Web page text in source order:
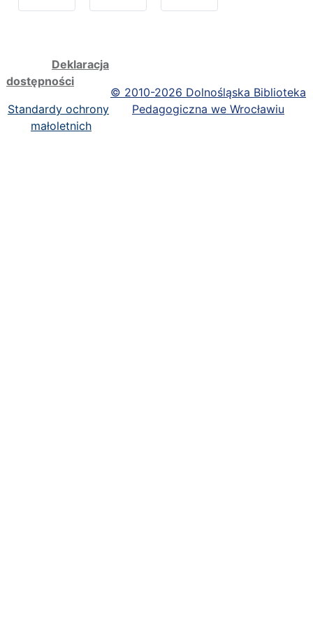
Deklaracja
dostępności
Standardy ochrony
małoletnich
© 2010-2026 Dolnośląska Biblioteka
Pedagogiczna we Wrocławiu